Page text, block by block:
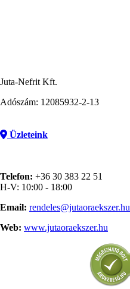
Juta-Nefrit Kft.
Adószám: 12085932-2-13
Üzleteink
Telefon: +36 30 383 22 51
H-V: 10:00 - 18:00
Email: rendeles@jutaoraekszer.hu
Web: www.jutaoraekszer.hu